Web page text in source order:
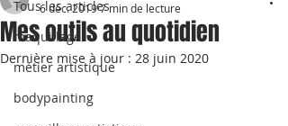
Tous les articles
maquillage
métier artistique
bodypainting
Mes outils au quotidien
6 déc. 20197 min de lecture
Dernière mise à jour : 28 juin 2020